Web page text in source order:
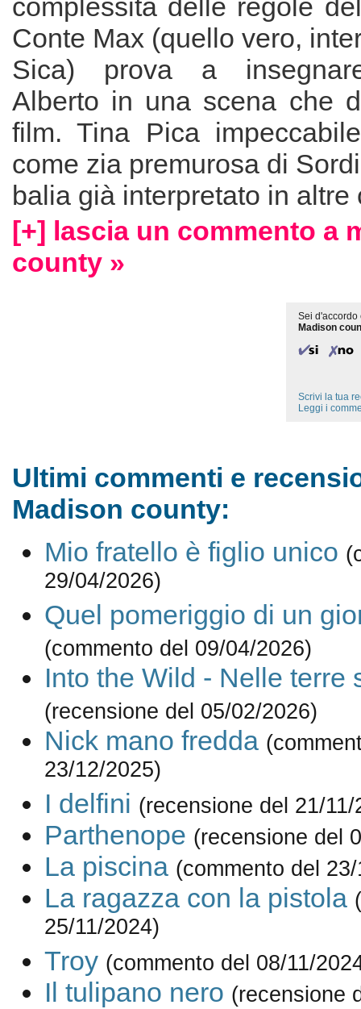
complessità delle regole
Conte Max (quello vero,
Sica) prova a
Alberto in una scena che
film. Tina Pica
come zia premurosa di
balia già interpretato in altre
[+] lascia un commento a
county »
Sei d'accordo
Madison
Scrivi la tua
Leggi i
Ultimi commenti e
Madison county:
Mio fratello è figlio unico
29/04/2026)
Quel pomeriggio di un
(commento del 09/04/2026)
Into the Wild - Nelle terre
(recensione del 05/02/2026)
Nick mano fredda
23/12/2025)
I delfini (recensione del 21/11/
Parthenope (recensione del
La piscina (commento del
La ragazza con la pistola
25/11/2024)
Troy (commento del 08/11/
Il tulipano nero (recensione